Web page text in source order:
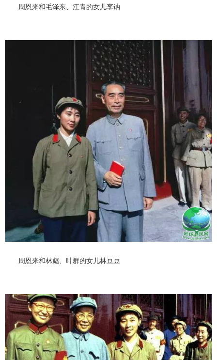
周恩来和毛泽东、江青的女儿李讷
周恩来和林彪、叶群的女儿林豆豆